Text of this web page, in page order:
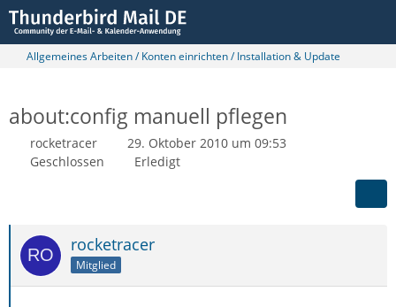
Allgemeines Arbeiten / Konten einrichten / Installation & Update
about:config manuell pflegen
rocketracer
29. Oktober 2010 um 09:53
Geschlossen
Erledigt
rocketracer
Mitglied